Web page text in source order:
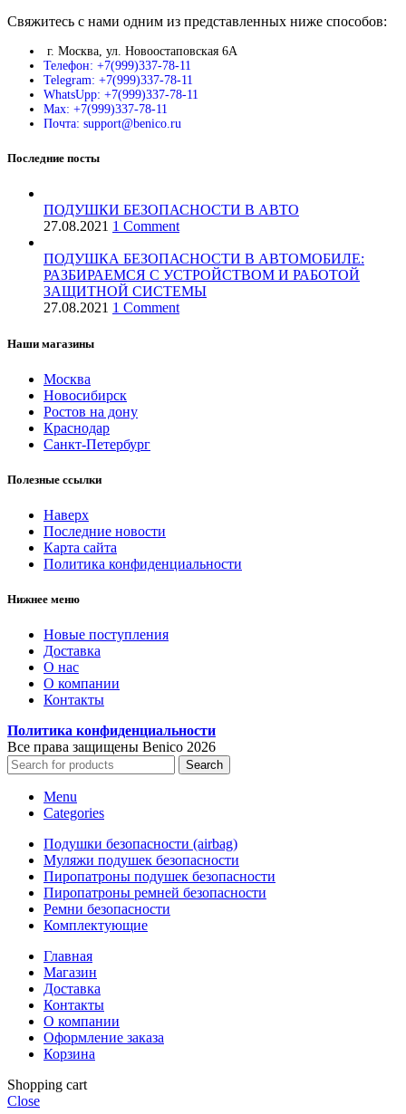
Свяжитесь с нами одним из представленных ниже способов:
г. Москва, ул. Новоостаповская 6А
Телефон: +7(999)337-78-11
Telegram: +7(999)337-78-11
WhatsUpp: +7(999)337-78-11
Max: +7(999)337-78-11
Почта: support@benico.ru
Последние посты
ПОДУШКИ БЕЗОПАСНОСТИ В АВТО
27.08.2021 1 Comment
ПОДУШКА БЕЗОПАСНОСТИ В АВТОМОБИЛЕ:
РАЗБИРАЕМСЯ С УСТРОЙСТВОМ И РАБОТОЙ
ЗАЩИТНОЙ СИСТЕМЫ
27.08.2021 1 Comment
Наши магазины
Москва
Новосибирск
Ростов на дону
Краснодар
Санкт-Петербург
Полезные ссылки
Наверх
Последние новости
Карта сайта
Политика конфиденциальности
Нижнее меню
Новые поступления
Доставка
О нас
О компании
Контакты
Политика конфиденциальности
Все права защищены Benico 2026
Search
Menu
Categories
Подушки безопасности (airbag)
Муляжи подушек безопасности
Пиропатроны подушек безопасности
Пиропатроны ремней безопасности
Ремни безопасности
Комплектующие
Главная
Магазин
Доставка
Контакты
О компании
Оформление заказа
Корзина
Shopping cart
Close